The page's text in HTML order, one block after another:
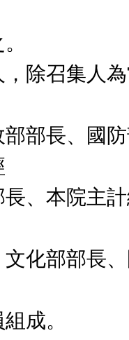
除召集人
部長、國
、本院主
化部部長
成。